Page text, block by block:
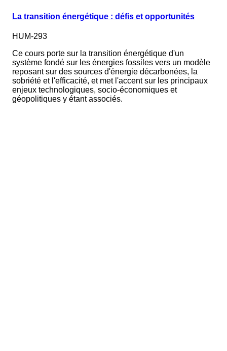
La transition énergétique : défis et opportunités
HUM-293
Ce cours porte sur la transition énergétique d'un
système fondé sur les énergies fossiles vers un modèle
reposant sur des sources d'énergie décarbonées, la
sobriété et l'efficacité, et met l'accent sur les principaux
enjeux technologiques, socio-économiques et
géopolitiques y étant associés.